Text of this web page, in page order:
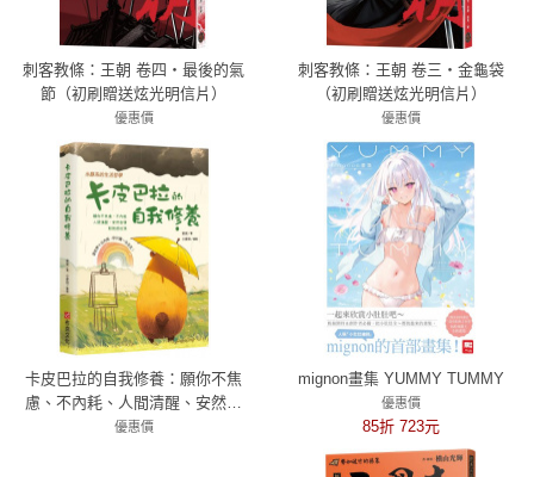
刺客教條：王朝 卷四‧最後的氣
節（初刷贈送炫光明信片）
優惠價
79折 356元
刺客教條：王朝 卷三‧金龜袋
（初刷贈送炫光明信片）
優惠價
79折 356元
卡皮巴拉的自我修養：願你不焦
慮、不內耗、人間清醒、安然自
得、鬆弛感拉滿，水豚系的生活
優惠價
mignon畫集 YUMMY TUMMY
優惠價
85折 723元